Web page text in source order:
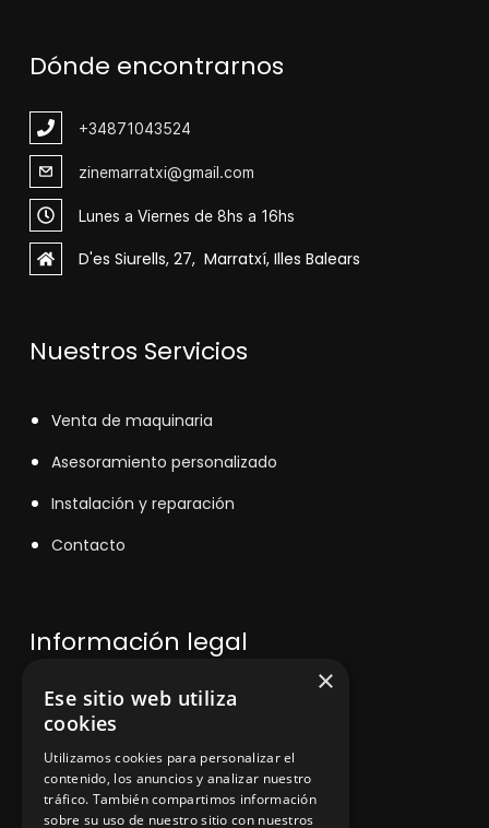
Dónde encontrarnos
+34871043524
zinemarratxi@gmail.com
Lunes a Viernes de 8hs a 16hs
D'es Siurells, 27, Marratxí, Illes Balears
Nuestros Servicios
Venta de maquinaria
Asesoramiento personalizado
Instalación y reparación
Contacto
Información legal
Política de privacidad
Aviso legal
×
Ese sitio web utiliza
cookies
Utilizamos cookies para personalizar el
contenido, los anuncios y analizar nuestro
tráfico. También compartimos información
sobre su uso de nuestro sitio con nuestros